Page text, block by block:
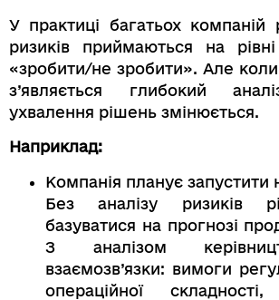
У практиці багатьох
ризиків приймаються на
«зробити/не зробити». Але коли
з’являється глибокий
ухвалення рішень змінюється.
Наприклад:
Компанія планує запустити
Без аналізу ризиків
базуватися на прогнозі
З аналізом
взаємозв’язки: вимоги
операційної